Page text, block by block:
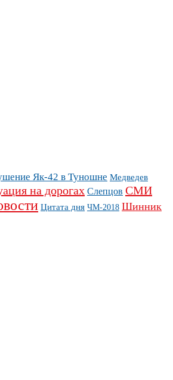
Як-42 в Туношне Медведев
на дорогах Слепцов СМИ
Цитата дня ЧМ-2018 Шинник